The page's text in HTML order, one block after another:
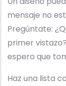
mensaje no
Pregúntate:
primer
espero que
Haz una lista